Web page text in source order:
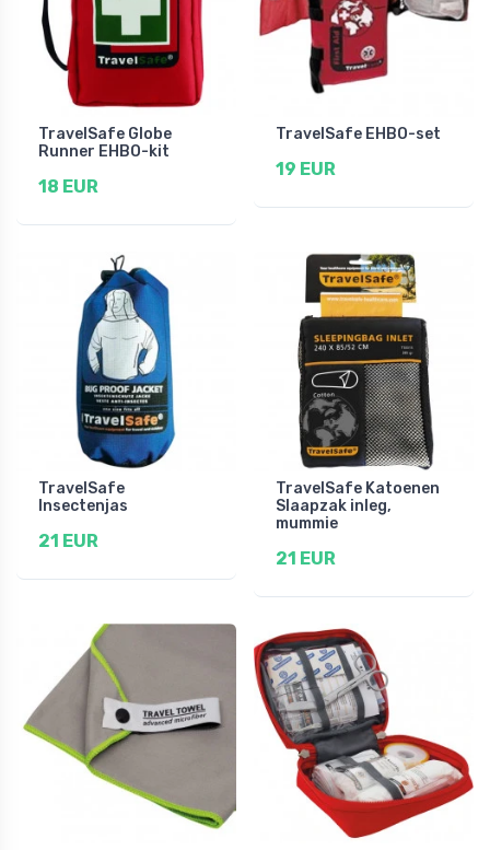
TravelSafe Globe
Runner EHBO-kit
18 EUR
TravelSafe EHBO-set
19 EUR
TravelSafe
Insectenjas
21 EUR
TravelSafe Katoenen
Slaapzak inleg,
mummie
21 EUR